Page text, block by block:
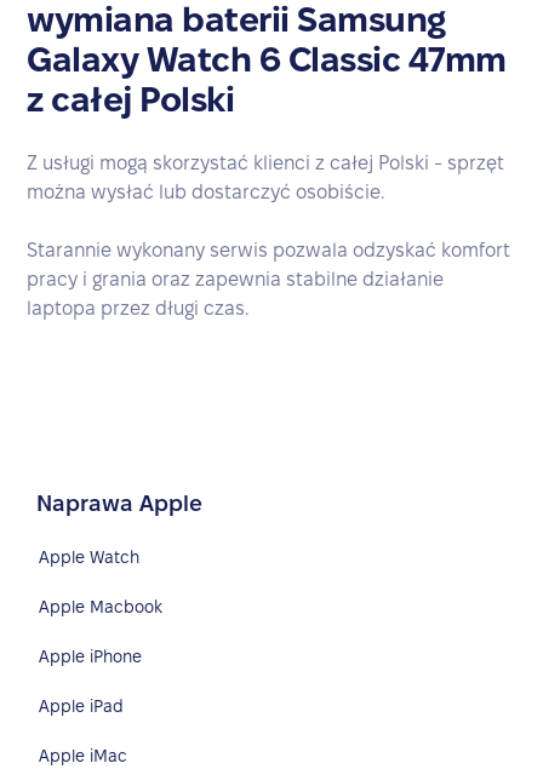
wymiana baterii Samsung
Galaxy Watch 6 Classic 47mm
z całej Polski
Z usługi mogą skorzystać klienci z całej Polski - sprzęt
można wysłać lub dostarczyć osobiście.
Starannie wykonany serwis pozwala odzyskać komfort
pracy i grania oraz zapewnia stabilne działanie
laptopa przez długi czas.
Naprawa Apple
Apple Watch
Apple Macbook
Apple iPhone
Apple iPad
Apple iMac